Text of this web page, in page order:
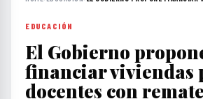
EDUCACIÓN
El Gobierno
financiar viviendas
docentes con